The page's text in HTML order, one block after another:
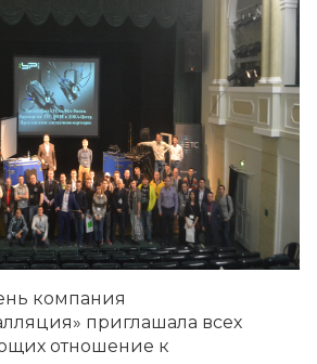
компания
приглашала всех
отношение к